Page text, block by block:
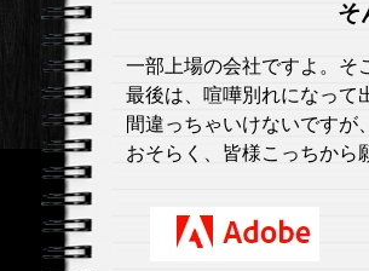
そ
一部上場の会社ですよ。そ
最後は、喧嘩別れになって
間違っちゃいけないですが
おそらく、皆様こっちから